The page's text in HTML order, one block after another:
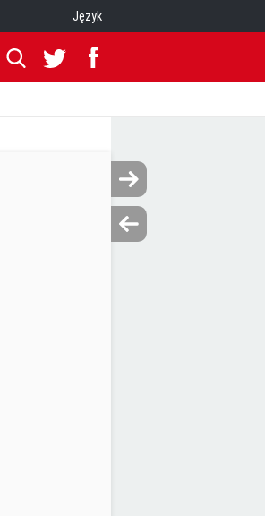
Język